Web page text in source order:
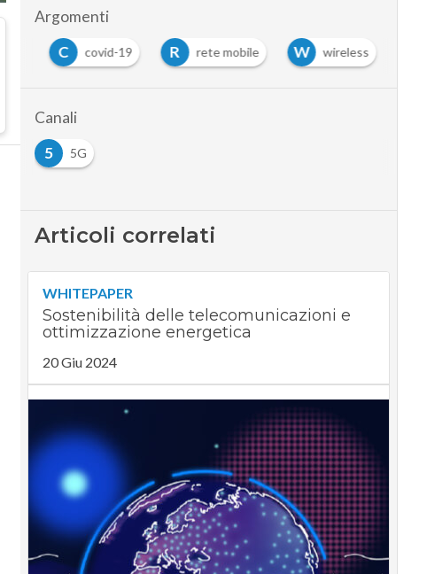
Argomenti
C covid-19 R rete mobile W
wireless
Canali
5
5G
Articoli correlati
WHITEPAPER
Sostenibilità delle telecomunicazioni e
ottimizzazione energetica
20 Giu 2024